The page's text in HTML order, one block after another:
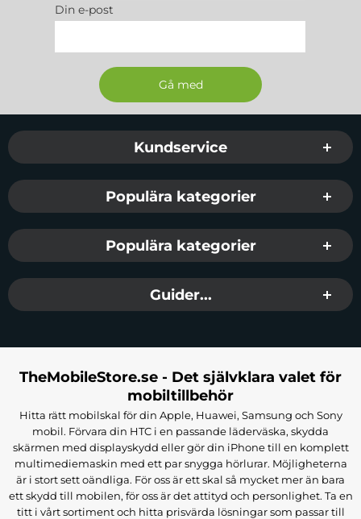
Din e-post
Sidfot Blandad info och länkar
Kundservice
Populära kategorier
Populära kategorier
Guider...
TheMobileStore.se - Det självklara valet för
mobiltillbehör
Hitta rätt mobilskal för din Apple, Huawei, Samsung och Sony
mobil. Förvara din HTC i en passande läderväska, skydda
skärmen med displayskydd eller gör din iPhone till en komplett
multimediemaskin med ett par snygga hörlurar. Möjligheterna
är i stort sett oändliga. För oss är ett skal så mycket mer än bara
ett skydd till mobilen, för oss är det attityd och personlighet. Ta en
titt i vårt sortiment och hitta prisvärda lösningar som passar till